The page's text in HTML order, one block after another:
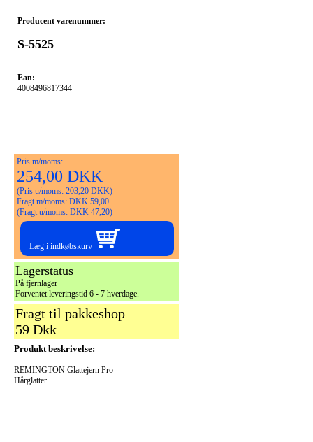
Producent varenummer:
S-5525
Ean:
4008496817344
Pris m/moms:
254,00 DKK
(Pris u/moms: 203,20 DKK)
Fragt m/moms: DKK 59,00
(Fragt u/moms: DKK 47,20)
Læg i indkøbskurv
Lagerstatus
På fjernlager
Forventet leveringstid 6 - 7 hverdage.
Fragt til pakkeshop
59 Dkk
Produkt beskrivelse:
REMINGTON Glattejern Pro
Hårglatter